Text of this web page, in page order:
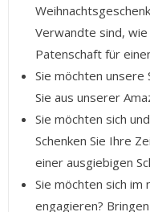
Verwandte sind,
Patenschaft für
Sie möchten unsere
Sie aus unserer
Sie möchten sich
Schenken Sie Ihre
einer ausgiebigen
Sie möchten sich im
engagieren?